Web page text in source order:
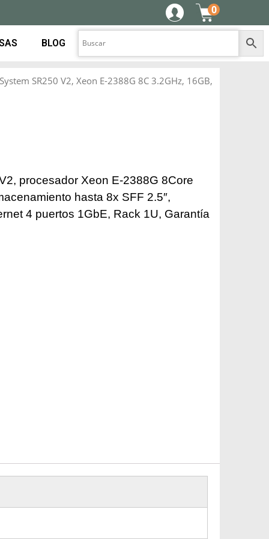
0
BLOG
SR250 V2, Xeon E-2388G 8C 3.2GHz, 16GB,
procesador Xeon E-2388G 8Core
hasta 8x SFF 2.5″,
4 puertos 1GbE, Rack 1U, Garantía